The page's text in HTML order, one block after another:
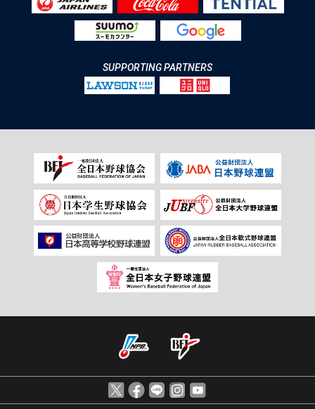
SUPPORTING PARTNERS